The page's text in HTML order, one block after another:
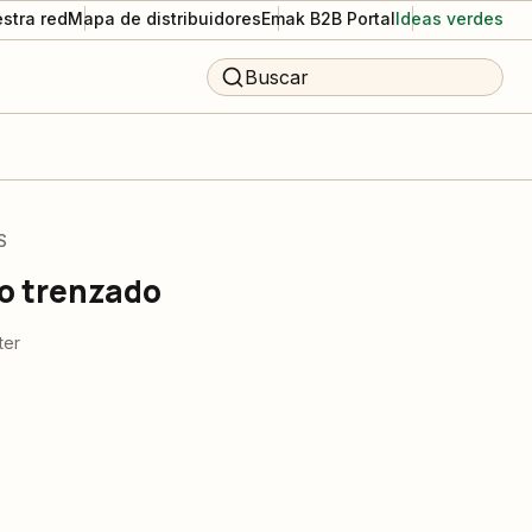
redMapa de distribuidoresEmak B2B PortalIdeas verdes
Buscar
trenzado